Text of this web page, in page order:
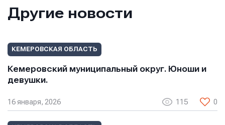
Другие новости
КЕМЕРОВСКАЯ ОБЛАСТЬ
Кемеровский муниципальный округ. Юноши и
девушки.
16 января, 2026 115 0